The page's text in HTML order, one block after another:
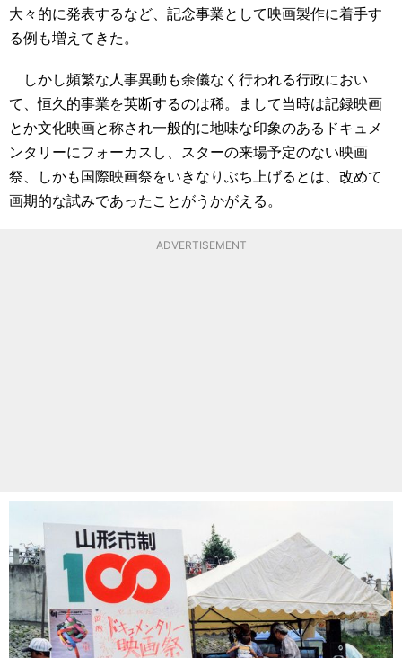
大々的に発表するなど、記念事業として映画製作に着手す
る例も増えてきた。
しかし頻繁な人事異動も余儀なく行われる行政におい
て、恒久的事業を英断するのは稀。まして当時は記録映画
とか文化映画と称され一般的に地味な印象のあるドキュメ
ンタリーにフォーカスし、スターの来場予定のない映画
祭、しかも国際映画祭をいきなりぶち上げるとは、改めて
画期的な試みであったことがうかがえる。
ADVERTISEMENT